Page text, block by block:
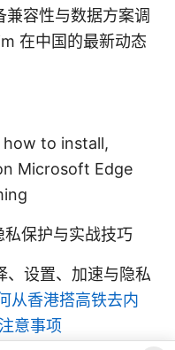
容性与数据方案调
在中国的最新动态
to install,
Microsoft Edge
保护与实战技巧
、设置、加速与隐私
从香港搭高铁去内
意事项